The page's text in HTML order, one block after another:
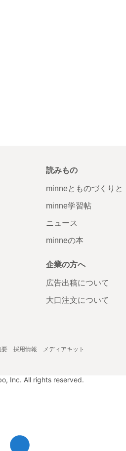
読みもの
minneとものづくりと
minne学習帖
ニュース
minneの本
企業の方へ
広告出稿について
大口注文について
要 採用情報 メディアキット
Inc. All rights reserved.